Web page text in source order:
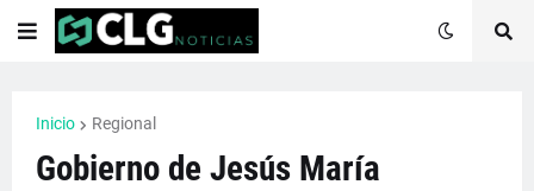
Inicio Regional
Gobierno de Jesús María